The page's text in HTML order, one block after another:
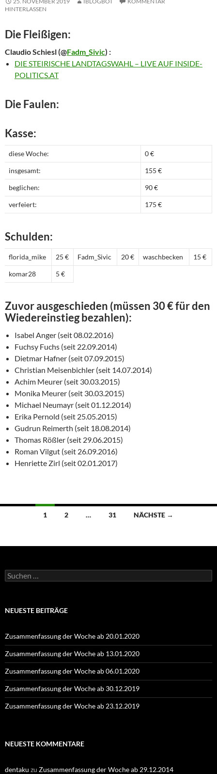
HINTERLASSEN
Die Fleißigen:
Claudio Schiesl(@Fadm_Sivic) :
DIE STEIRISCHE LANDTAGSWAHL – LIVE AUF INSIDE-
POLITICS.AT
Die Faulen:
Kasse:
diese Woche: 0 €
insgesamt: 155 €
beglichen: 90 €
verfeiert: 175 €
Schulden:
florida_mike 25 € Fadm_Sivic 20 € waschbecken 15 €
komar28 5 €
Zuvor ausgeschieden (müssen 30 € für den
Wiedereinstieg bezahlen):
Isabel Anger (seit 08.02.2016)
Fuchsy Fuchs (seit 22.09.2014)
Dietmar Hafner (seit 07.09.2015)
Christian Meisenbichler (seit 14.07.2014)
Achim Meurer (seit 30.03.2015)
Monika Meurer (seit 30.03.2015)
Michael Neumayr (seit 01.12.2014)
Erika Pernold (seit 25.05.2015)
Gudrun Reimerth (seit 18.08.2014)
Thomas Rößler (seit 29.06.2015)
Roman Vilgut (seit 26.09.2016)
Henriette Zirl (seit 02.01.2017)
Beitragsnavigation
1 2 … 31 NÄCHSTE →
Suchen
nach:
NEUESTE BEITRÄGE
Zusammenfassung der Woche ab 20.01.2020
Zusammenfassung der Woche ab 13.01.2020
Zusammenfassung der Woche ab 06.01.2020
Zusammenfassung der Woche ab 30.12.2019
Zusammenfassung der Woche ab 23.12.2019
NEUESTE KOMMENTARE
dentaku zu Zusammenfassung der Woche ab 29.12.2014